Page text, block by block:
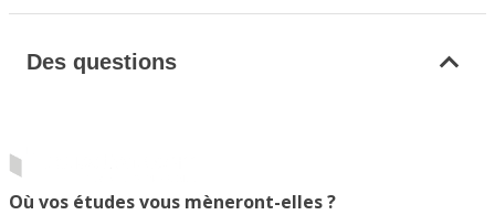
Des questions
Où vos études vous mèneront-elles ?